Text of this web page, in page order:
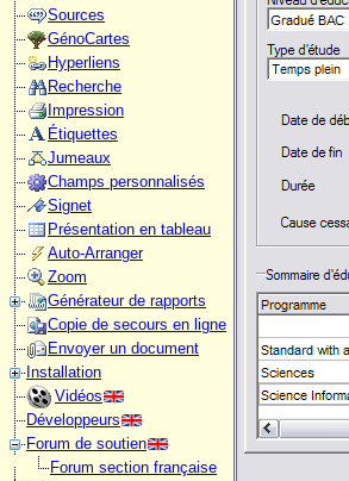
Sources
GénoCartes
Hyperliens
Recherche
Impression
Étiquettes
Jumeaux
Champs personnalisés
Signet
Présentation en tableau
Auto-Arranger
Zoom
Générateur de rapports
Copie de secours en ligne
Envoyer un document
Installation
Vidéos
Développeurs
Forum de soutien
Forum section française